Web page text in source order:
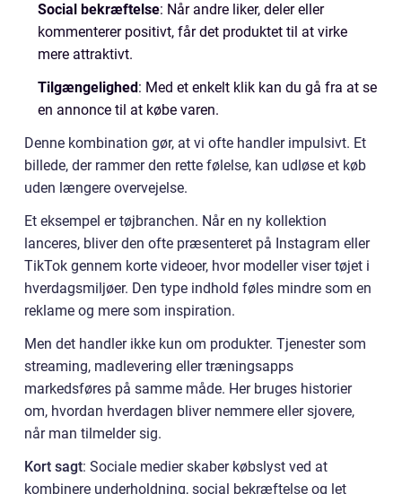
Social bekræftelse: Når andre liker, deler eller
kommenterer positivt, får det produktet til at virke
mere attraktivt.
Tilgængelighed: Med et enkelt klik kan du gå fra at se
en annonce til at købe varen.
Denne kombination gør, at vi ofte handler impulsivt. Et
billede, der rammer den rette følelse, kan udløse et køb
uden længere overvejelse.
Et eksempel er tøjbranchen. Når en ny kollektion
lanceres, bliver den ofte præsenteret på Instagram eller
TikTok gennem korte videoer, hvor modeller viser tøjet i
hverdagsmiljøer. Den type indhold føles mindre som en
reklame og mere som inspiration.
Men det handler ikke kun om produkter. Tjenester som
streaming, madlevering eller træningsapps
markedsføres på samme måde. Her bruges historier
om, hvordan hverdagen bliver nemmere eller sjovere,
når man tilmelder sig.
Kort sagt: Sociale medier skaber købslyst ved at
kombinere underholdning, social bekræftelse og let